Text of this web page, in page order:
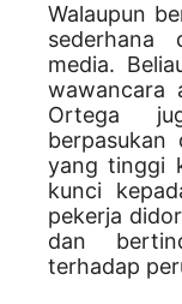
Walaupun
sederhana
media.
wawancara
Ortega
berpasukan
yang tinggi
kunci
pekerja
dan
terhadap